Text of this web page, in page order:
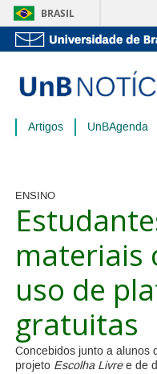
BRASIL
Artigos UnBAgenda
ENSINO
materiais
uso de
gratuitas
Concebidos junto a alunos
projeto Escolha Livree de